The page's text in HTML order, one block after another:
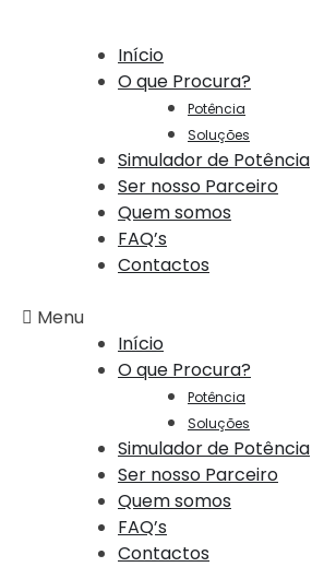
Início
O que Procura?
Potência
Soluções
Simulador de Potência
Ser nosso Parceiro
Quem somos
FAQ’s
Contactos
Menu
Início
O que Procura?
Potência
Soluções
Simulador de Potência
Ser nosso Parceiro
Quem somos
FAQ’s
Contactos